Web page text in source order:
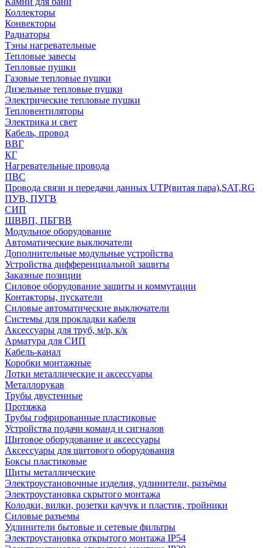
Коллекторы
Конвекторы
Радиаторы
Тэны нагревательные
Тепловые завесы
Тепловые пушки
Газовые тепловые пушки
Дизельные тепловые пушки
Электрические тепловые пушки
Тепловентиляторы
Электрика и свет
Кабель, провод
ВВГ
КГ
Нагревательные провода
ПВС
Провода связи и передачи данных UTP(витая пара),SAT,RG
ПУВ, ПУГВ
СИП
ШВВП, ПБГВВ
Модульное оборудование
Автоматические выключатели
Дополнительные модульные устройства
Устройства дифференциальной защиты
Заказные позиции
Силовое оборудование защиты и коммутации
Контакторы, пускатели
Силовые автоматические выключатели
Системы для прокладки кабеля
Аксессуары для труб, м/р, к/к
Арматура для СИП
Кабель-канал
Коробки монтажные
Лотки металлические и аксессуары
Металлорукав
Трубы двустенные
Протяжка
Трубы гофрированные пластиковые
Устройства подачи команд и сигналов
Щитовое оборудование и аксессуары
Аксессуары для щитового оборудования
Боксы пластиковые
Щиты металлические
Электроустановочные изделия, удлинители, разъёмы
Электроустановка скрытого монтажа
Колодки, вилки, розетки каучук и пластик, тройники
Силовые разъемы
Удлинители бытовые и сетевые фильтры
Электроустановка открытого монтажа IP54